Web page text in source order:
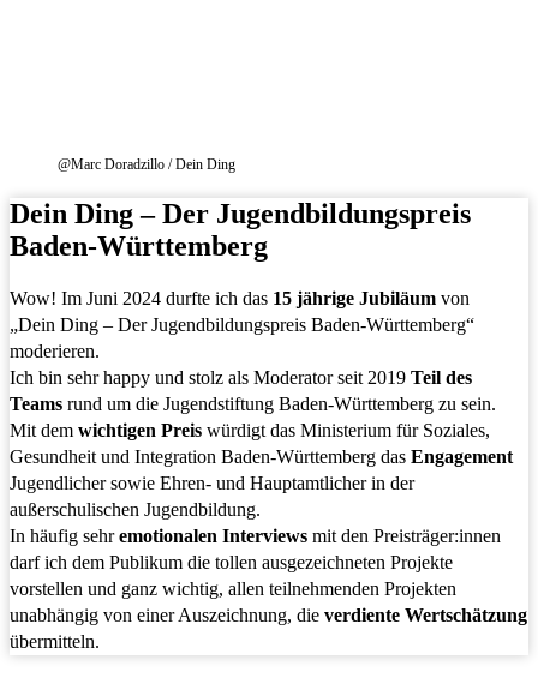
@Marc Doradzillo / Dein Ding
Dein Ding – Der Jugendbildungspreis
Baden-Württemberg
Wow! Im Juni 2024 durfte ich das 15 jährige Jubiläum von
„Dein Ding – Der Jugendbildungspreis Baden-Württemberg“
moderieren.
Ich bin sehr happy und stolz als Moderator seit 2019 Teil des
Teams rund um die Jugendstiftung Baden-Württemberg zu sein.
Mit dem wichtigen Preis würdigt das Ministerium für Soziales,
Gesundheit und Integration Baden-Württemberg das Engagement
Jugendlicher sowie Ehren- und Hauptamtlicher in der
außerschulischen Jugendbildung.
In häufig sehremotionalen Interviews mit den Preisträger:innen
darf ich dem Publikum die tollen ausgezeichneten Projekte
vorstellen und ganz wichtig, allen teilnehmenden Projekten
unabhängig von einer Auszeichnung, die verdiente Wertschätzung
übermitteln.